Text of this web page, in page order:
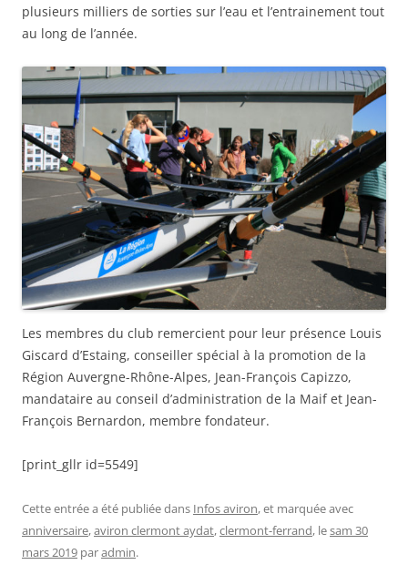
plusieurs milliers de sorties sur l’eau et l’entrainement tout
au long de l’année.
Les membres du club remercient pour leur présence Louis
Giscard d’Estaing, conseiller spécial à la promotion de la
Région Auvergne-Rhône-Alpes, Jean-François Capizzo,
mandataire au conseil d’administration de la Maif et Jean-
François Bernardon, membre fondateur.
[print_gllr id=5549]
Cette entrée a été publiée dans Infos aviron, et marquée avec
anniversaire,aviron clermont aydat,clermont-ferrand, lesam 30
mars 2019 paradmin.